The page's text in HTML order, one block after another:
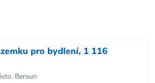
pro bydlení, 1 116
Beroun